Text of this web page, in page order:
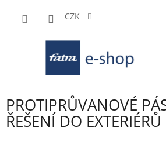
CZK
PROTIPRŮVANOVÉ
ŘEŠENÍ DO